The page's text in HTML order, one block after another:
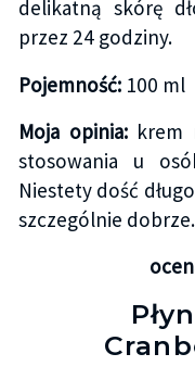
delikatną skórę
przez 24 godziny.
Pojemność: 100 ml
Moja opinia:krem
stosowania u
Niestety dość
szczególnie dobrze.